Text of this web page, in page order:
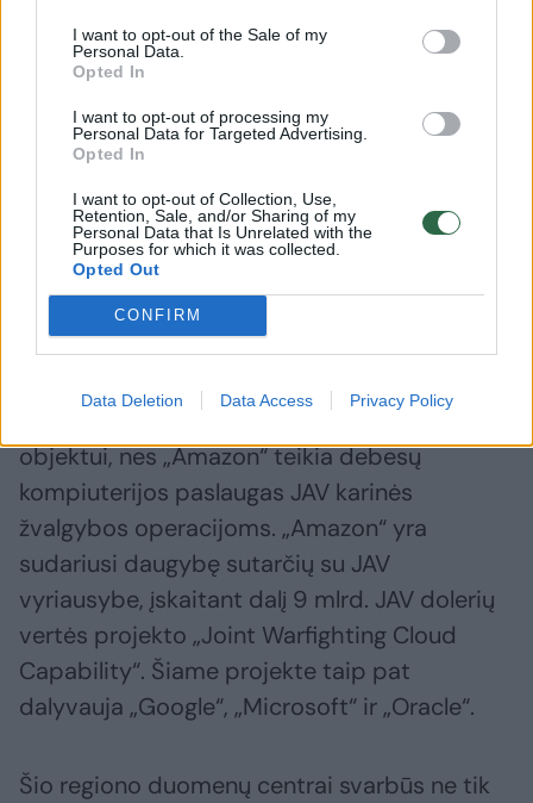
I want to opt-out of the Sale of my
Personal Data.
Opted In
I want to opt-out of processing my
Personal Data for Targeted Advertising.
Opted In
I want to opt-out of Collection, Use,
Retention, Sale, and/or Sharing of my
Personal Data that Is Unrelated with the
Purposes for which it was collected.
Opted Out
CONFIRM
Data Deletion Data Access Privacy Policy
Karo pradžioje Iranas aiškiai pareiškė, kad
duomenų centrus laiko pagrįstais kariniais
taikiniais. Buvo paskelbtas sąrašas, kuriame
buvo nurodyti 29 regioniniai technologijų
objektai, įskaitant „Amazon“, „Google“,
„Microsoft“, „Nvidia“ ir „Palantir“
priklausančius objektus.
„Telegram“ žinutėje, paskelbtoje po liepos 21
d. atakos prieš „Amazon“ duomenų centrą,
Irano režimas teigė, kad vėl smogė šiam
objektui, nes „Amazon“ teikia debesų
kompiuterijos paslaugas JAV karinės
žvalgybos operacijoms. „Amazon“ yra
sudariusi daugybę sutarčių su JAV
vyriausybe, įskaitant dalį 9 mlrd. JAV dolerių
vertės projekto „Joint Warfighting Cloud
Capability“. Šiame projekte taip pat
dalyvauja „Google“, „Microsoft“ ir „Oracle“.
Šio regiono duomenų centrai svarbūs ne tik